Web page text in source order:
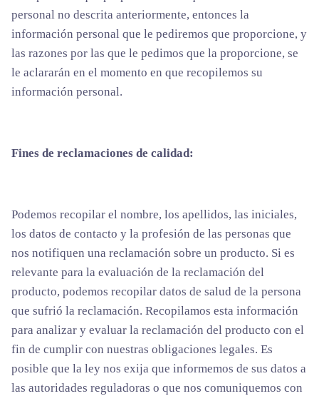
personal no descrita anteriormente, entonces la
información personal que le pediremos que proporcione, y
las razones por las que le pedimos que la proporcione, se
le aclararán en el momento en que recopilemos su
información personal.
Fines de reclamaciones de calidad:
Podemos recopilar el nombre, los apellidos, las iniciales,
los datos de contacto y la profesión de las personas que
nos notifiquen una reclamación sobre un producto. Si es
relevante para la evaluación de la reclamación del
producto, podemos recopilar datos de salud de la persona
que sufrió la reclamación. Recopilamos esta información
para analizar y evaluar la reclamación del producto con el
fin de cumplir con nuestras obligaciones legales. Es
posible que la ley nos exija que informemos de sus datos a
las autoridades reguladoras o que nos comuniquemos con